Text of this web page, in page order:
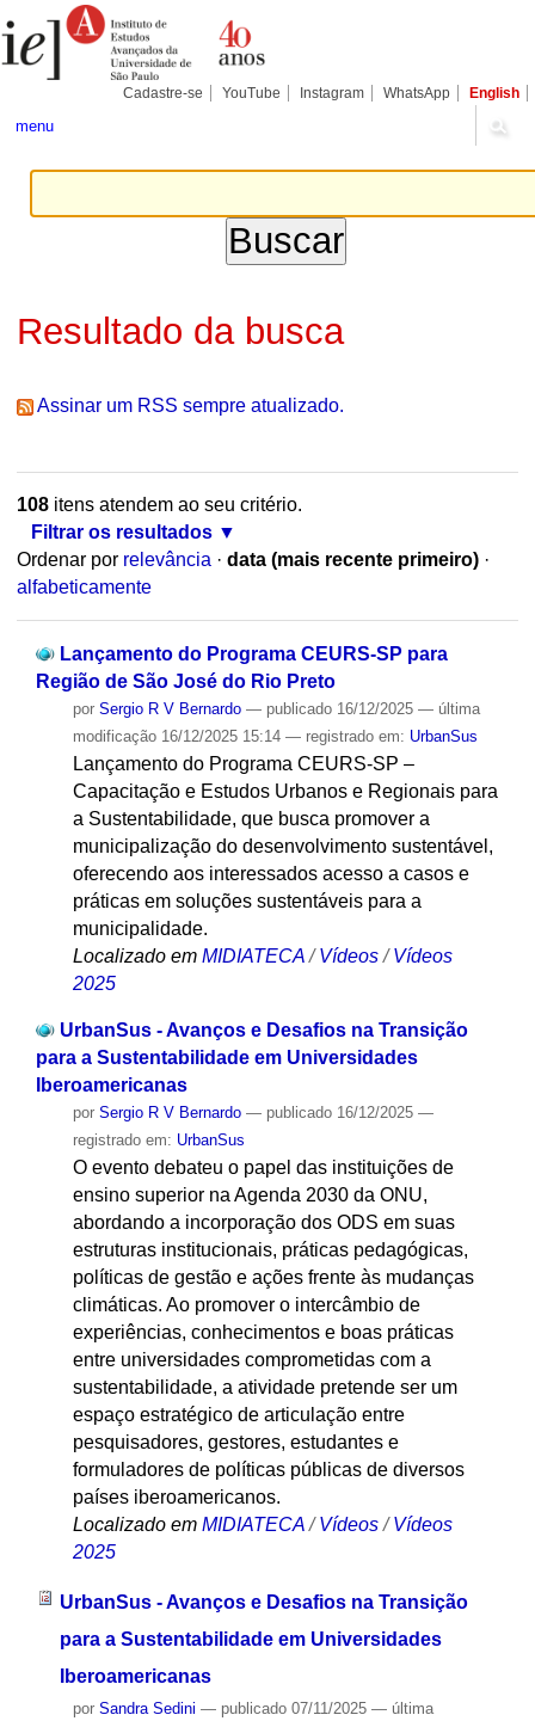
para
conteúdo.
Pessoais
Cadastre-se YouTube Instagram WhatsApp English
menu
Resultado da busca
Assinar um RSS sempre atualizado.
108itens atendem ao seu critério.
Filtrar os resultados
Ordenar por relevância · data (mais recente primeiro) ·
alfabeticamente
Lançamento do Programa CEURS-SP para
Região de São José do Rio Preto
por Sergio R V Bernardo — publicado16/12/2025 — última
modificação16/12/2025 15:14 — registrado em: UrbanSus
Lançamento do Programa CEURS-SP –
Capacitação e Estudos Urbanos e Regionais para
a Sustentabilidade, que busca promover a
municipalização do desenvolvimento sustentável,
oferecendo aos interessados acesso a casos e
práticas em soluções sustentáveis para a
municipalidade.
Localizado em MIDIATECA /Vídeos /Vídeos
2025
UrbanSus - Avanços e Desafios na Transição
para a Sustentabilidade em Universidades
Iberoamericanas
por Sergio R V Bernardo — publicado16/12/2025 —
registrado em: UrbanSus
O evento debateu o papel das instituições de
ensino superior na Agenda 2030 da ONU,
abordando a incorporação dos ODS em suas
estruturas institucionais, práticas pedagógicas,
políticas de gestão e ações frente às mudanças
climáticas. Ao promover o intercâmbio de
experiências, conhecimentos e boas práticas
entre universidades comprometidas com a
sustentabilidade, a atividade pretende ser um
espaço estratégico de articulação entre
pesquisadores, gestores, estudantes e
formuladores de políticas públicas de diversos
países iberoamericanos.
Localizado em MIDIATECA /Vídeos /Vídeos
2025
UrbanSus - Avanços e Desafios na Transição
para a Sustentabilidade em Universidades
Iberoamericanas
por Sandra Sedini — publicado07/11/2025 — última